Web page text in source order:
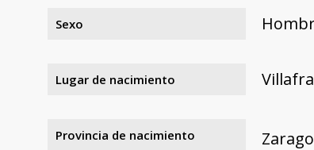
Sexo
Lugar de nacimiento
Provincia de nacimiento